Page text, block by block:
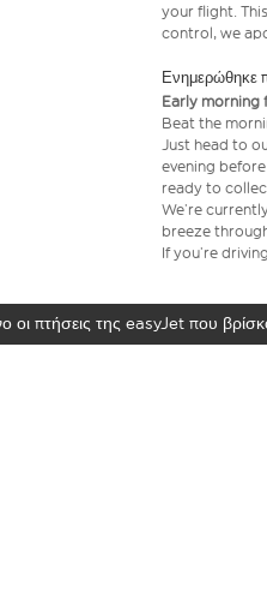
your flight.
control, we
Ενημερώθηκε
Early morning
Beat the
Just head to
evening
ready to
We’re
breeze
If you’re
οι πτήσεις της easyJet που